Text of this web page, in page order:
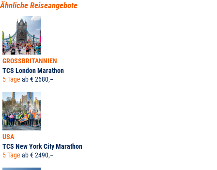
Ähnliche Reiseangebote
GROSSBRITANNIEN
TCS London Marathon
5 Tage ab € 2680,–
USA
TCS New York City Marathon
5 Tage ab € 2490,–